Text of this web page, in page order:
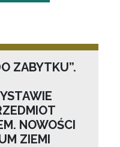
ZABYTKU”.
NOWOŚCI
ZIEMI